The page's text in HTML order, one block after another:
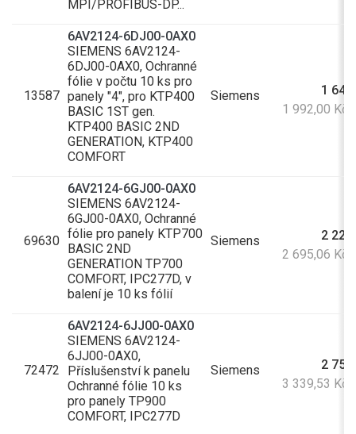
MPI/PROFIBUS-DP...
13587
6AV2124-6DJ00-0AX0
SIEMENS 6AV2124-
6DJ00-0AX0, Ochranné
fólie v počtu 10 ks pro
panely "4", pro KTP400
BASIC 1ST gen.
KTP400 BASIC 2ND
GENERATION, KTP400
COMFORT
Siemens
1
1 992,00 Kč
69630
6AV2124-6GJ00-0AX0
SIEMENS 6AV2124-
6GJ00-0AX0, Ochranné
fólie pro panely KTP700
BASIC 2ND
GENERATION TP700
COMFORT, IPC277D, v
balení je 10 ks fólií
Siemens
2
2 695,06 Kč
72472
6AV2124-6JJ00-0AX0
SIEMENS 6AV2124-
6JJ00-0AX0,
Příslušenství k panelu
Ochranné fólie 10 ks
pro panely TP900
COMFORT, IPC277D
Siemens
2
3 339,53 Kč